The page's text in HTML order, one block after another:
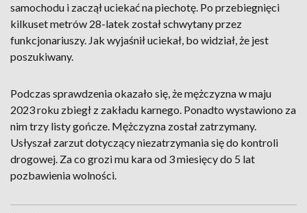
samochodu i zaczął uciekać na piechotę. Po przebiegnięci
kilkuset metrów 28-latek został schwytany przez
funkcjonariuszy. Jak wyjaśnił uciekał, bo widział, że jest
poszukiwany.
Podczas sprawdzenia okazało się, że mężczyzna w maju
2023 roku zbiegł z zakładu karnego. Ponadto wystawiono za
nim trzy listy gończe. Mężczyzna został zatrzymany.
Usłyszał zarzut dotyczący niezatrzymania się do kontroli
drogowej. Za co grozi mu kara od 3 miesięcy do 5 lat
pozbawienia wolności.